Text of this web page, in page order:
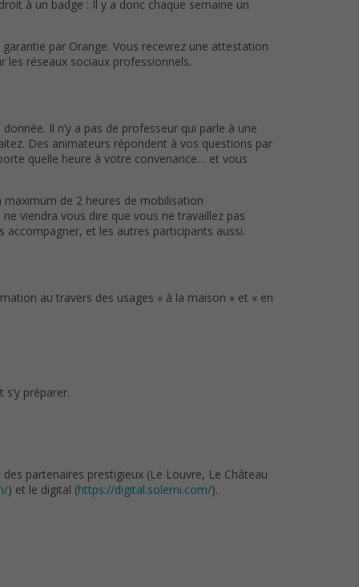
à un badge : Il y a donc chaque semaine un
par Orange. Vous recevrez une attestation
réseaux sociaux professionnels.
Il n’y a pas de professeur qui parle à une
Des animateurs répondent à vos questions par
quelle heure à votre convenance… et vous
de 2 heures de mobilisation
viendra vous dire que vous ne travaillez pas
accompagner, et les autres participants aussi.
au travers des usages « à la maison » et « en
préparer.
partenaires prestigieux (Le Louvre, Le Château
) et le digital (https://digital.solerni.com/).